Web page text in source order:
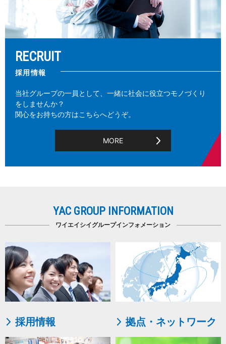
RECRUIT
採用情報
当社グループの一員として、一緒に社会に役立つモノづくり
をしませんか？
関心をお持ちの方はこちらへどうぞ。
MORE
YAC GROUP INFORMATION
ワイエイシイグループインフォメーション
採用情報 拠点・ネットワーク